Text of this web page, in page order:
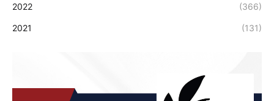
2022 (366)
2021 (131)